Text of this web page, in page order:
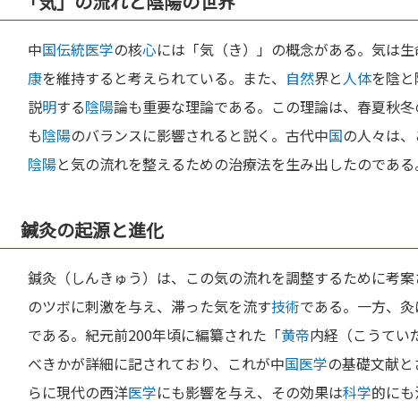
中国伝統医学の核心には「気（き）」の概念がある。気は生
康を維持すると考えられている。また、 自然界と人体を陰
説明する陰陽論も重要な理論である。この理論は、春夏秋
も陰陽のバランスに影響されると説く。古代中国の人々は
陰陽と気の流れを整えるための治療法を生み出したのである
鍼灸の起源と進化
鍼灸（しんきゅう）は、この気の流れを調整するために考
のツボに刺激を与え、滞った気を流す技術である。一方、
である。紀元前200年頃に編纂された「黄帝内経（こうてい
べきかが詳細に記されており、これが中国医学の基礎文献
らに現代の西洋医学にも影響を与え、その効果は科学的にも